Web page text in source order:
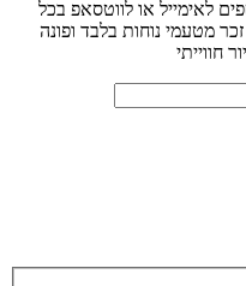
לאימייל או לווטסאפ בכל
מטעמי נוחות בלבד ופונה
חווייתי